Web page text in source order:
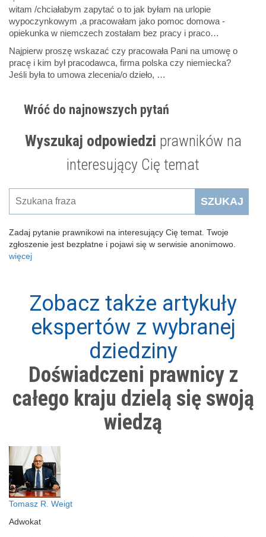
Wyszukaj odpowiedzi prawników na
interesujący Cię temat
SZUKAJ
Zadaj pytanie prawnikowi na interesujący Cię temat. Twoje
zgłoszenie jest bezpłatne i pojawi się w serwisie anonimowo.
więcej
witam /chciałabym zapytać o to jak byłam na urlopie
wypoczynkowym ,a pracowałam jako pomoc domowa -
opiekunka w niemczech zostałam bez pracy i praco…
Najpierw proszę wskazać czy pracowała Pani na umowę o
pracę i kim był pracodawca, firma polska czy niemiecka?
Jeśli była to umowa zlecenia/o dzieło, …
Wróć do najnowszych pytań
Zobacz także artykuły
ekspertów z wybranej
dziedziny
Doświadczeni prawnicy z
całego kraju dzielą się swoją
wiedzą
Tomasz R. Weigt
Adwokat